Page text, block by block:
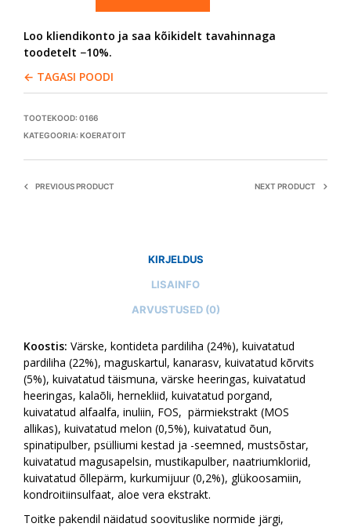
Loo kliendikonto ja saa kõikidelt tavahinnaga
toodetelt −10%.
← TAGASI POODI
TOOTEKOOD: 0166
KATEGOORIA: KOERATOIT
PREVIOUS PRODUCT NEXT PRODUCT
KIRJELDUS
LISAINFO
ARVUSTUSED (0)
Koostis: Värske, kontideta pardiliha (24%), kuivatatud
pardiliha (22%), maguskartul, kanarasv, kuivatatud kõrvits
(5%), kuivatatud täismuna, värske heeringas, kuivatatud
heeringas, kalaõli, hernekliid, kuivatatud porgand,
kuivatatud alfaalfa, inuliin, FOS, pärmiekstrakt (MOS
allikas), kuivatatud melon (0,5%), kuivatatud õun,
spinatipulber, psülliumi kestad ja -seemned, mustsõstar,
kuivatatud magusapelsin, mustikapulber, naatriumkloriid,
kuivatatud õllepärm, kurkumijuur (0,2%), glükoosamiin,
kondroitiinsulfaat, aloe vera ekstrakt.
Toitke pakendil näidatud soovituslike normide järgi,